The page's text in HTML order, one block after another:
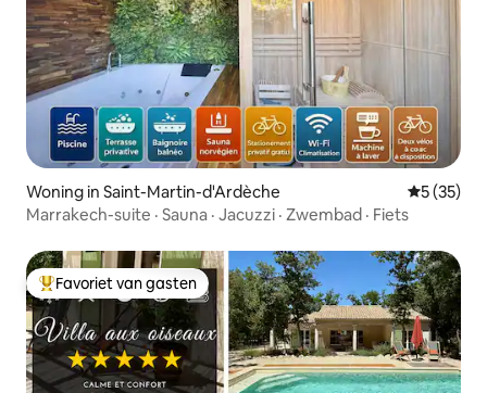
Woning in Saint-Martin-d'Ardèche
5 (35)
Marrakech-suite · Sauna · Jacuzzi · Zwembad · Fiets
Topfavoriet van gasten
Favoriet van gasten